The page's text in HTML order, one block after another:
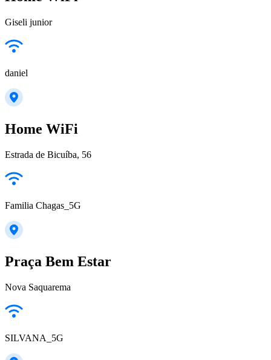
Giseli junior
daniel
Home WiFi
Estrada de Bicuíba, 56
Familia Chagas_5G
Praça Bem Estar
Nova Saquarema
SILVANA_5G